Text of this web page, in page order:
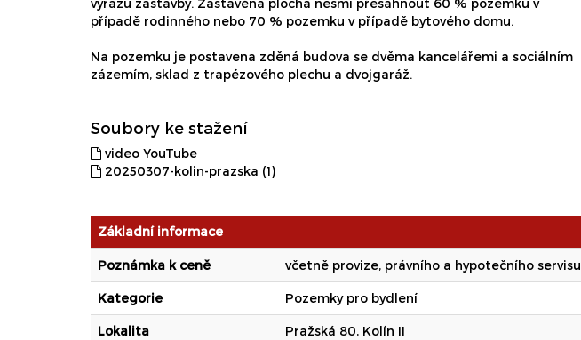
výrazu zástavby. Zastavěná plocha nesmí přesáhnout 60 % pozemku v
případě rodinného nebo 70 % pozemku v případě bytového domu.
Na pozemku je postavena zděná budova se dvěma kancelářemi a sociálním
zázemím, sklad z trapézového plechu a dvojgaráž.
Soubory ke stažení
video YouTube
20250307-kolin-prazska (1)
Základní informace
Poznámka k ceně včetně provize, právního a hypotečního servisu
Kategorie Pozemky pro bydlení
Lokalita Pražská 80, Kolín II